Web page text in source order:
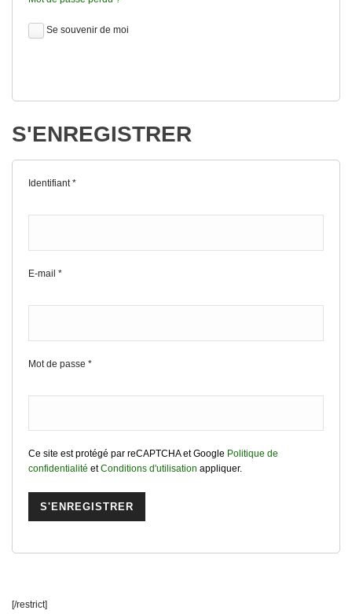
Se souvenir de moi
S'ENREGISTRER
Identifiant*
E-mail *
Mot de passe *
Ce site est protégé par reCAPTCHA et Google Politique de
confidentialité etConditions d'utilisation appliquer.
[/restrict]